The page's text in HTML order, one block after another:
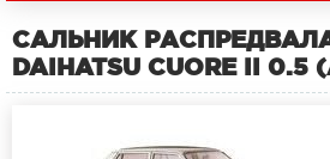
САЛЬНИК
DAIHATSU CUORE II 0.5